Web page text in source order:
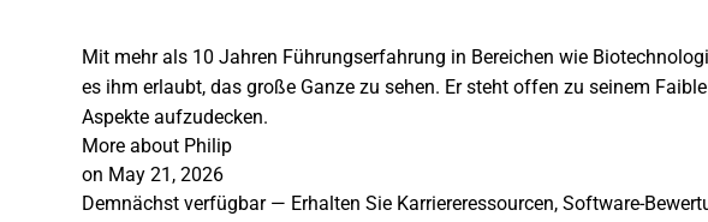
Mit mehr als 10 Jahren Führungserfahrung in Bereichen wie
es ihm erlaubt, das große Ganze zu sehen. Er steht offen zu seinem
Aspekte aufzudecken.
More about Philip
on May 21, 2026
Demnächst verfügbar — Erhalten Sie Karriereressourcen, Software-